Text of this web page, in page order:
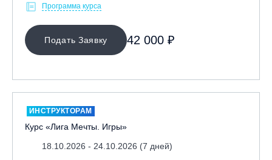
Программа курса
Подать Заявку 42 000 ₽
ИНСТРУКТОРАМ
Курс «Лига Мечты. Игры»
18.10.2026 - 24.10.2026 (7 дней)